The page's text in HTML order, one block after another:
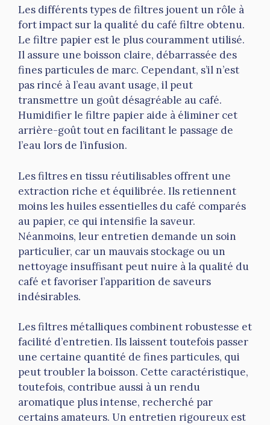
Les différents types de filtres jouent un rôle à
fort impact sur la qualité du café filtre obtenu.
Le filtre papier est le plus couramment utilisé.
Il assure une boisson claire, débarrassée des
fines particules de marc. Cependant, s’il n’est
pas rincé à l’eau avant usage, il peut
transmettre un goût désagréable au café.
Humidifier le filtre papier aide à éliminer cet
arrière-goût tout en facilitant le passage de
l’eau lors de l’infusion.
Les filtres en tissu réutilisables offrent une
extraction riche et équilibrée. Ils retiennent
moins les huiles essentielles du café comparés
au papier, ce qui intensifie la saveur.
Néanmoins, leur entretien demande un soin
particulier, car un mauvais stockage ou un
nettoyage insuffisant peut nuire à la qualité du
café et favoriser l’apparition de saveurs
indésirables.
Les filtres métalliques combinent robustesse et
facilité d’entretien. Ils laissent toutefois passer
une certaine quantité de fines particules, qui
peut troubler la boisson. Cette caractéristique,
toutefois, contribue aussi à un rendu
aromatique plus intense, recherché par
certains amateurs. Un entretien rigoureux est